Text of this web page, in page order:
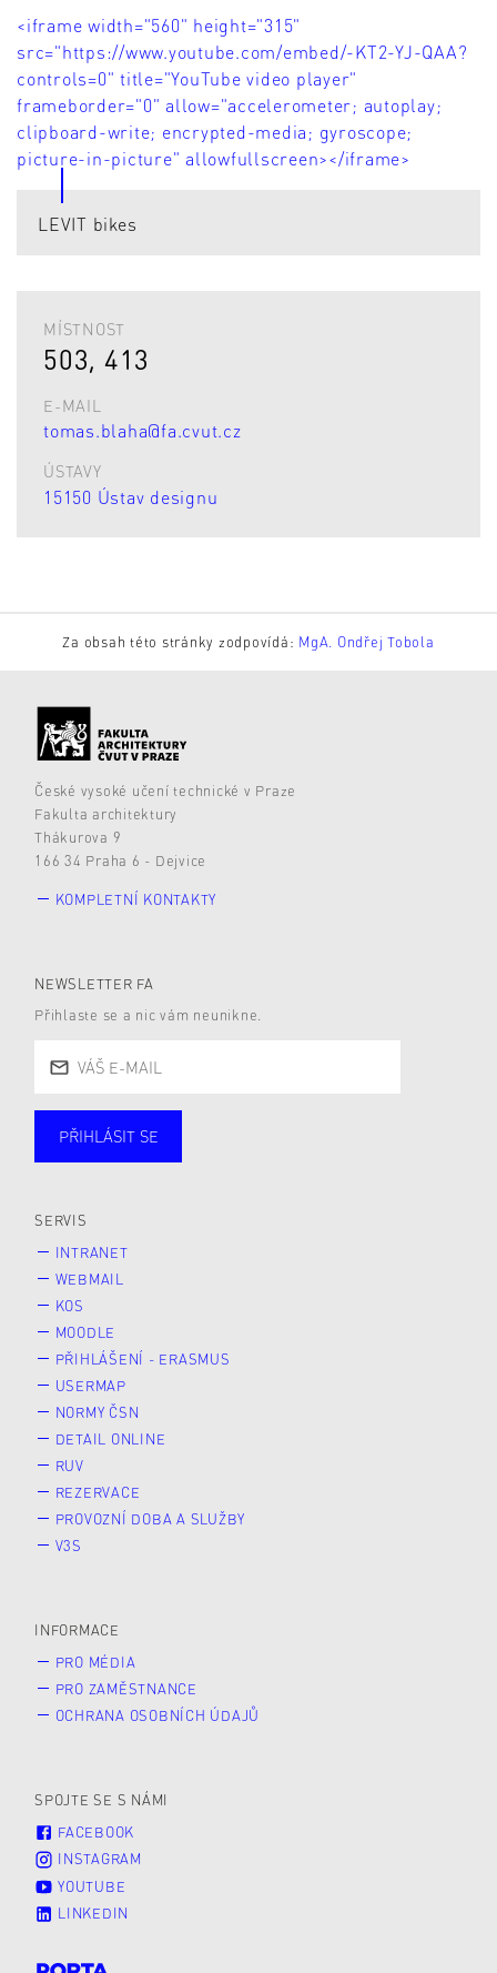
<iframe width="560" height="315"
src="https://www.youtube.com/embed/-KT2-YJ-QAA?
controls=0" title="YouTube video player"
frameborder="0" allow="accelerometer; autoplay;
clipboard-write; encrypted-media; gyroscope;
picture-in-picture" allowfullscreen></iframe>
LEVIT bikes
MÍSTNOST
503, 413
E-MAIL
tomas.blaha@fa.cvut.cz
ÚSTAVY
15150 Ústav designu
Za obsah této stránky zodpovídá: MgA. Ondřej Tobola
České vysoké učení technické v Praze
Fakulta architektury
Thákurova 9
166 34 Praha 6 - Dejvice
KOMPLETNÍ KONTAKTY
NEWSLETTER FA
Přihlaste se a nic vám neunikne.
Studující
PŘIHLÁSIT SE
SERVIS
INTRANET
WEBMAIL
KOS
MOODLE
PŘIHLÁŠENÍ - ERASMUS
USERMAP
NORMY ČSN
DETAIL ONLINE
RUV
REZERVACE
PROVOZNÍ DOBA A SLUŽBY
V3S
INFORMACE
PRO MÉDIA
PRO ZAMĚSTNANCE
OCHRANA OSOBNÍCH ÚDAJŮ
SPOJTE SE S NÁMI
FACEBOOK
INSTAGRAM
YOUTUBE
LINKEDIN